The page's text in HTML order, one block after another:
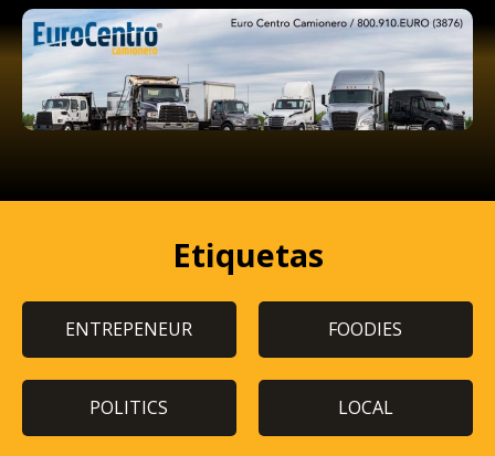
Etiquetas
ENTREPENEUR FOODIES
POLITICS LOCAL